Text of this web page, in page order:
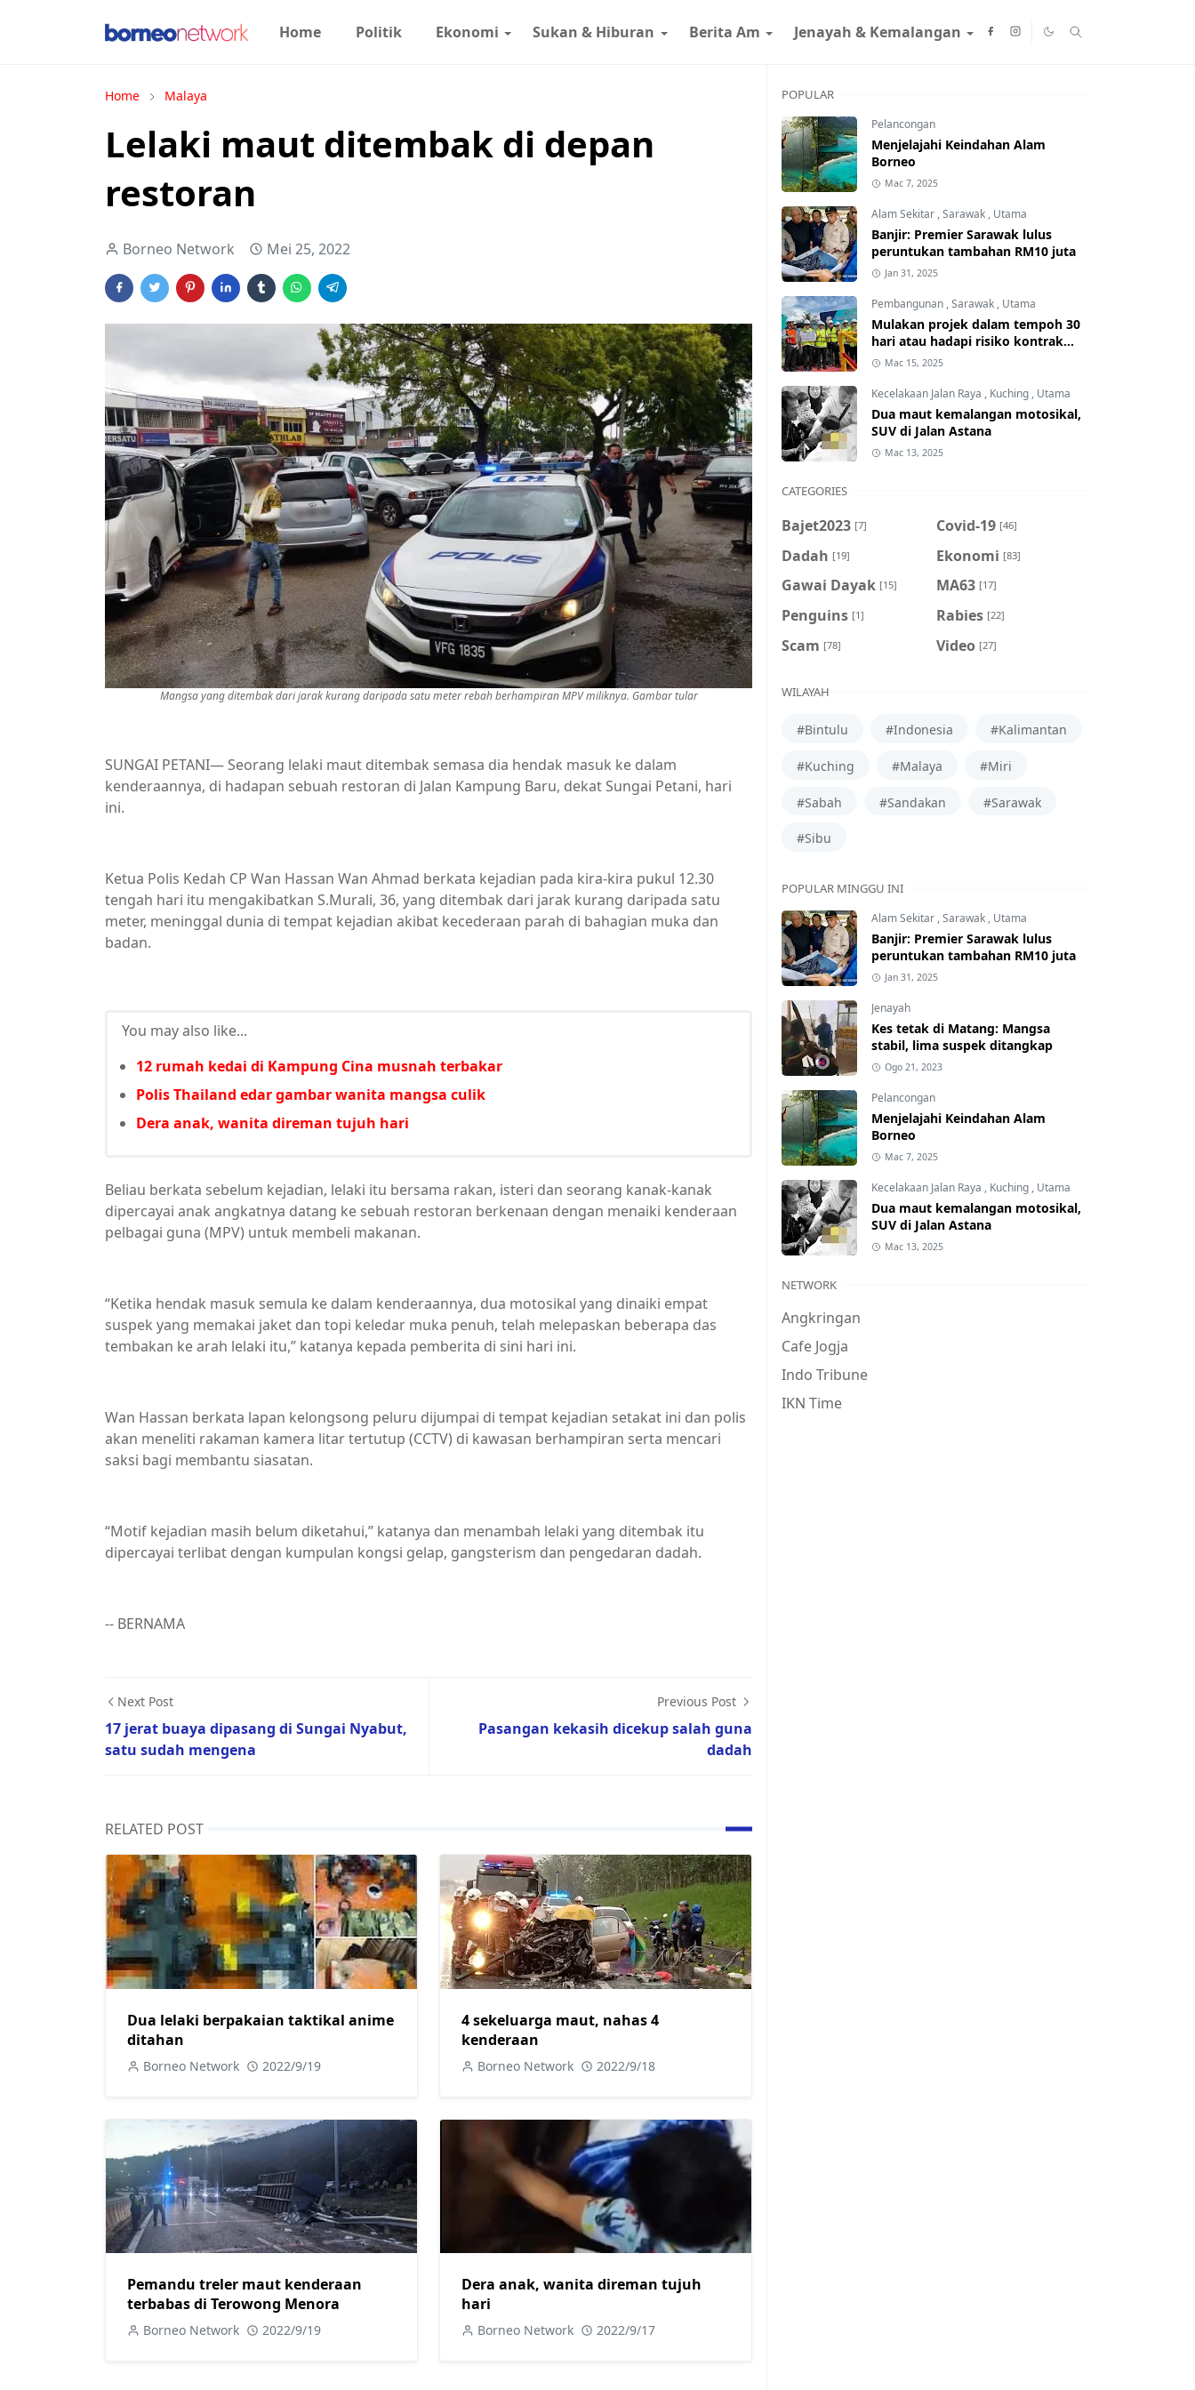
Home Politik Ekonomi Sukan & Hiburan Berita Am Jenayah & Kemalangan
Home Malaya
Lelaki maut ditembak di depan
restoran
Borneo Network Mei 25, 2022
Mangsa yang ditembak dari jarak kurang daripada satu meter rebah berhampiran MPV miliknya. Gambar tular
SUNGAI PETANI— Seorang lelaki maut ditembak semasa dia hendak masuk ke dalam
kenderaannya, di hadapan sebuah restoran di Jalan Kampung Baru, dekat Sungai Petani, hari
ini.
Ketua Polis Kedah CP Wan Hassan Wan Ahmad berkata kejadian pada kira-kira pukul 12.30
tengah hari itu mengakibatkan S.Murali, 36, yang ditembak dari jarak kurang daripada satu
meter, meninggal dunia di tempat kejadian akibat kecederaan parah di bahagian muka dan
badan.
You may also like...
12 rumah kedai di Kampung Cina musnah terbakar
Polis Thailand edar gambar wanita mangsa culik
Dera anak, wanita direman tujuh hari
Beliau berkata sebelum kejadian, lelaki itu bersama rakan, isteri dan seorang kanak-kanak
dipercayai anak angkatnya datang ke sebuah restoran berkenaan dengan menaiki kenderaan
pelbagai guna (MPV) untuk membeli makanan.
“Ketika hendak masuk semula ke dalam kenderaannya, dua motosikal yang dinaiki empat
suspek yang memakai jaket dan topi keledar muka penuh, telah melepaskan beberapa das
tembakan ke arah lelaki itu,” katanya kepada pemberita di sini hari ini.
Wan Hassan berkata lapan kelongsong peluru dijumpai di tempat kejadian setakat ini dan polis
akan meneliti rakaman kamera litar tertutup (CCTV) di kawasan berhampiran serta mencari
saksi bagi membantu siasatan.
“Motif kejadian masih belum diketahui,” katanya dan menambah lelaki yang ditembak itu
dipercayai terlibat dengan kumpulan kongsi gelap, gangsterism dan pengedaran dadah.
-- BERNAMA
Next Post
17 jerat buaya dipasang di Sungai Nyabut,
satu sudah mengena
Previous Post
Pasangan kekasih dicekup salah guna
dadah
RELATED POST
Dua lelaki berpakaian taktikal anime
ditahan
Borneo Network 2022/9/19
4 sekeluarga maut, nahas 4
kenderaan
Borneo Network 2022/9/18
Pemandu treler maut kenderaan
terbabas di Terowong Menora
Borneo Network 2022/9/19
Dera anak, wanita direman tujuh
hari
Borneo Network 2022/9/17
POPULAR
Pelancongan
Menjelajahi Keindahan Alam
Borneo
Mac 7, 2025
Alam Sekitar ,Sarawak , Utama
Banjir: Premier Sarawak lulus
peruntukan tambahan RM10 juta
Jan 31, 2025
Pembangunan ,Sarawak , Utama
Mulakan projek dalam tempoh 30
hari atau hadapi risiko kontrak
ditamatkan
Mac 15, 2025
Kecelakaan Jalan Raya , Kuching , Utama
Dua maut kemalangan motosikal,
SUV di Jalan Astana
Mac 13, 2025
CATEGORIES
Bajet2023 [7] Covid-19 [46]
Dadah [19] Ekonomi [83]
Gawai Dayak [15] MA63 [17]
Penguins [1] Rabies [22]
Scam [78] Video [27]
WILAYAH
#Bintulu #Indonesia #Kalimantan
#Kuching #Malaya #Miri
#Sabah #Sandakan #Sarawak
#Sibu
POPULAR MINGGU INI
Alam Sekitar ,Sarawak , Utama
Banjir: Premier Sarawak lulus
peruntukan tambahan RM10 juta
Jan 31, 2025
Jenayah
Kes tetak di Matang: Mangsa
stabil, lima suspek ditangkap
Ogo 21, 2023
Pelancongan
Menjelajahi Keindahan Alam
Borneo
Mac 7, 2025
Kecelakaan Jalan Raya , Kuching , Utama
Dua maut kemalangan motosikal,
SUV di Jalan Astana
Mac 13, 2025
NETWORK
Angkringan
Cafe Jogja
Indo Tribune
IKN Time